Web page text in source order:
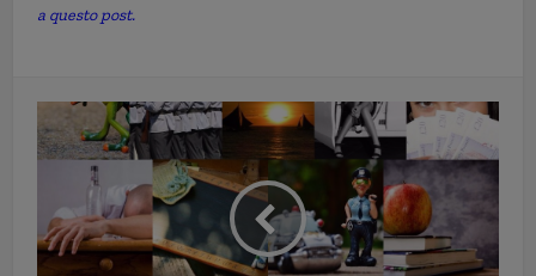
a questo post.